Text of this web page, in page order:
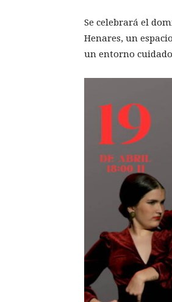
Se celebrará el
Henares, un
un entorno